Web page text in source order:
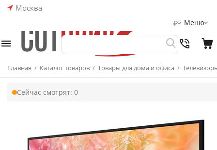
Москва
Меню
₽
Главная / Каталог товаров / Товары для дома и офиса /
Сейчас смотрят: 0